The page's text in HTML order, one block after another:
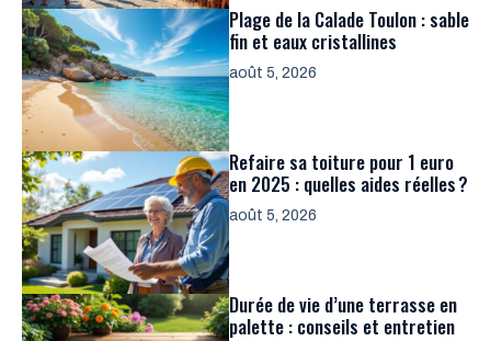
Plage de la Calade Toulon : sable
fin et eaux cristallines
août 5, 2026
Refaire sa toiture pour 1 euro
en 2025 : quelles aides réelles ?
août 5, 2026
Durée de vie d’une terrasse en
palette : conseils et entretien